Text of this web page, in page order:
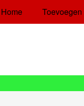
Home Toevoegen